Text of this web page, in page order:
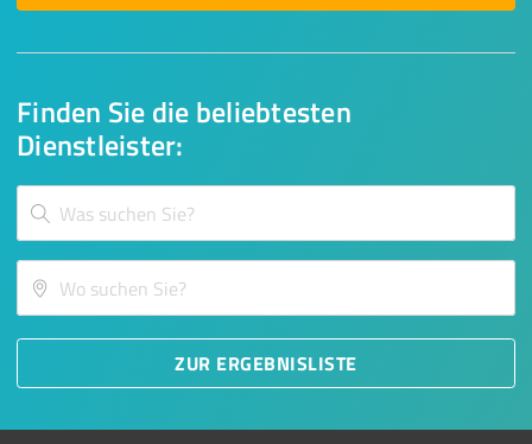
Finden Sie die beliebtesten
Dienstleister:
ZUR ERGEBNISLISTE